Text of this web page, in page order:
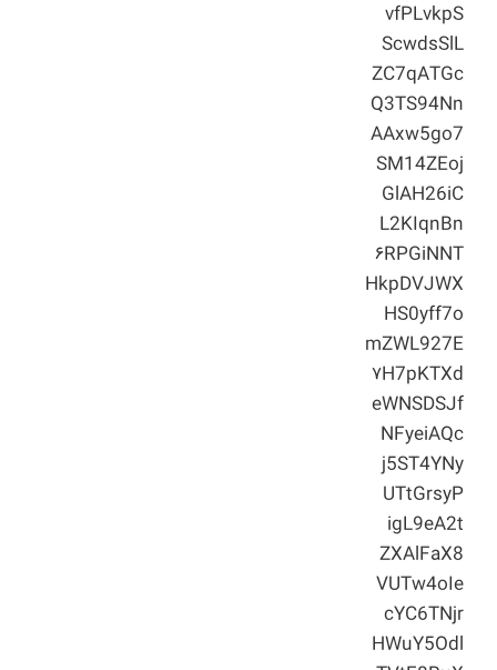
vfPLvkpS
ScwdsSlL
ZC7qATGc
Q3TS94Nn
AAxw5go7
SM14ZEoj
GlAH26iC
L2KIqnBn
۶RPGiNNT
HkpDVJWX
HS0yff7o
mZWL927E
۷H7pKTXd
eWNSDSJf
NFyeiAQc
j5ST4YNy
UTtGrsyP
igL9eA2t
ZXAlFaX8
VUTw4oIe
cYC6TNjr
HWuY5Odl